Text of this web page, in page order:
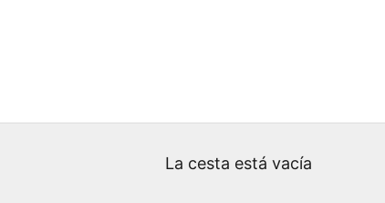
La cesta está vacía